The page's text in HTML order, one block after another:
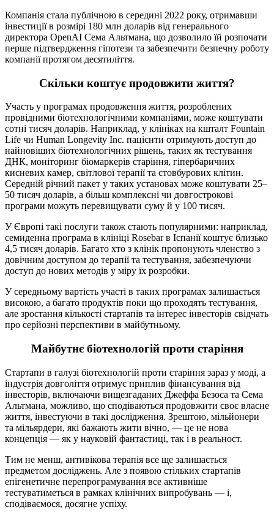
Компанія стала публічною в середині 2022 року, отримавши
інвестиції в розмірі 180 млн доларів від генерального
директора OpenAI Сема Альтмана, що дозволило їй розпочати
перше підтвердження гіпотези та забезпечити безпечну роботу
компанії протягом десятиліття.
Скільки коштує продовжити життя?
Участь у програмах продовження життя, розроблених
провідними біотехнологічними компаніями, може коштувати
сотні тисяч доларів. Наприклад, у клініках на кшталт Fountain
Life чи Human Longevity Inc. пацієнти отримують доступ до
найновіших біотехнологічних рішень, таких як тестування
ДНК, моніторинг біомаркерів старіння, гіпербаричних
кисневих камер, світлової терапії та стовбурових клітин.
Середній річний пакет у таких установах може коштувати 25–
50 тисяч доларів, а більш комплексні чи довгострокові
програми можуть перевищувати суму й у 100 тисяч.
У Європі такі послуги також стають популярними: наприклад,
семиденна програма в клініці Rosebar в Іспанії коштує близько
4,5 тисяч доларів. Багато хто з клінік пропонують членство з
довічним доступом до терапії та тестування, забезпечуючи
доступ до нових методів у міру їх розробки.
У середньому вартість участі в таких програмах залишається
високою, а багато продуктів поки що проходять тестування,
але зростання кількості стартапів та інтерес інвесторів свідчать
про серйозні перспективи в майбутньому.
Майбутнє біотехнологій проти старіння
Стартапи в галузі біотехнологій проти старіння зараз у моді, а
індустрія довголіття отримує приплив фінансування від
інвесторів, включаючи вищезгаданих Джеффа Безоса та Сема
Альтмана, можливо, що сподіваються продовжити своє власне
життя, інвестуючи в такі дослідження. Зрештою, мільйонери
та мільярдери, які бажають жити вічно, — це не нова
концепція — як у науковій фантастиці, так і в реальност.
Тим не менш, антивікова терапія все ще залишається
предметом досліджень. Але з появою стільких стартапів
епігенетичне перепрограмування все активніше
тестуватиметься в рамках клінічних випробувань — і,
сподіваємося, досягне успіху.